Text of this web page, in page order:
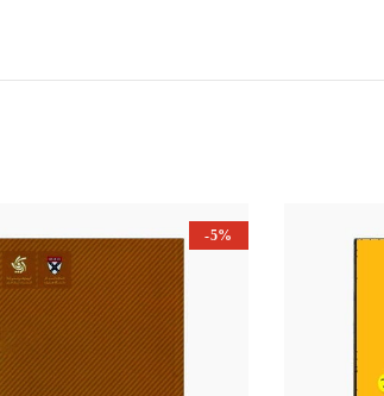
-5%